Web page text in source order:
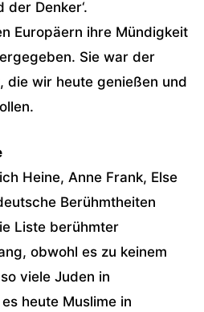
der Denker‘.
Europäern ihre Mündigkeit
Sie war der
die wir heute genießen und
Heine, Anne Frank, Else
Berühmtheiten
Liste berühmter
obwohl es zu keinem
viele Juden in
heute Muslime in